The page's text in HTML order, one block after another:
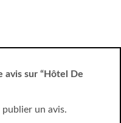
avis sur “Hôtel De
publier un avis.